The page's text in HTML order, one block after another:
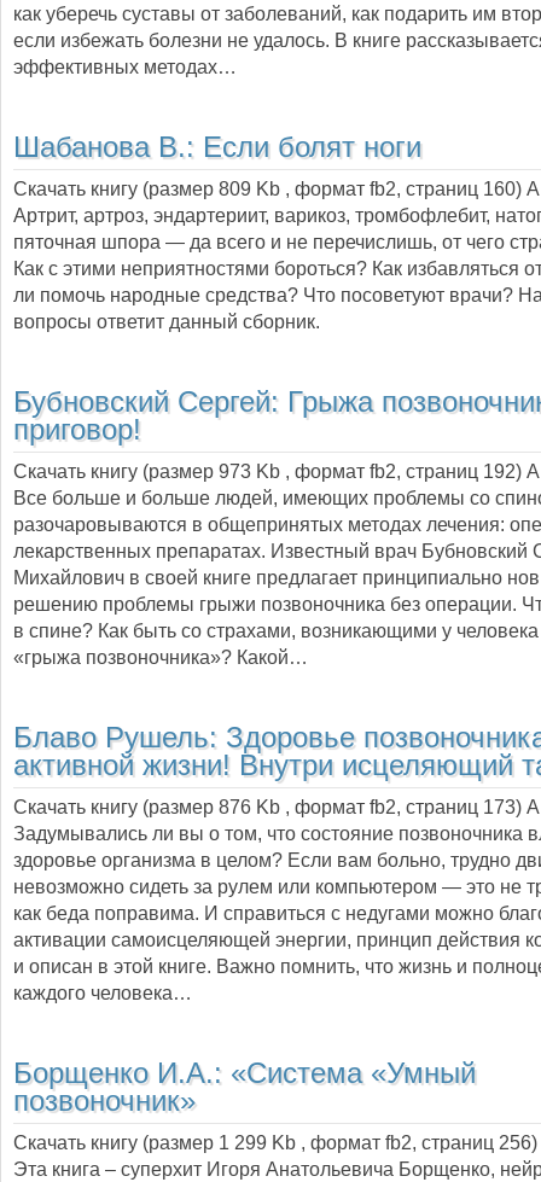
как уберечь суставы от заболеваний, как подарить им
если избежать болезни не удалось. В книге
эффективных методах…
Шабанова В.: Если болят ноги
Скачать книгу (размер 809 Kb , формат fb2, страниц 160)
Артрит, артроз, эндартериит, варикоз, тромбофлебит,
пяточная шпора — да всего и не перечислишь, от чего
Как с этими неприятностями бороться? Как избавляться
ли помочь народные средства? Что посоветуют врачи?
вопросы ответит данный сборник.
Бубновский Сергей: Грыжа
приговор!
Скачать книгу (размер 973 Kb , формат fb2, страниц 192)
Все больше и больше людей, имеющих проблемы со
разочаровываются в общепринятых методах лечения:
лекарственных препаратах. Известный врач Бубновский
Михайлович в своей книге предлагает принципиально
решению проблемы грыжи позвоночника без операции.
в спине? Как быть со страхами, возникающими у
«грыжа позвоночника»? Какой…
Блаво Рушель: Здоровье
активной жизни! Внутри исцеляющий
Скачать книгу (размер 876 Kb , формат fb2, страниц 173)
Задумывались ли вы о том, что состояние позвоночника
здоровье организма в целом? Если вам больно, трудно
невозможно сидеть за рулем или компьютером — это не
как беда поправима. И справиться с недугами можно
активации самоисцеляющей энергии, принцип действия
и описан в этой книге. Важно помнить, что жизнь и
каждого человека…
Борщенко И.А.: «Система «Умный
позвоночник»
Скачать книгу (размер 1 299 Kb , формат fb2, страниц 256
Эта книга – суперхит Игоря Анатольевича Борщенко,